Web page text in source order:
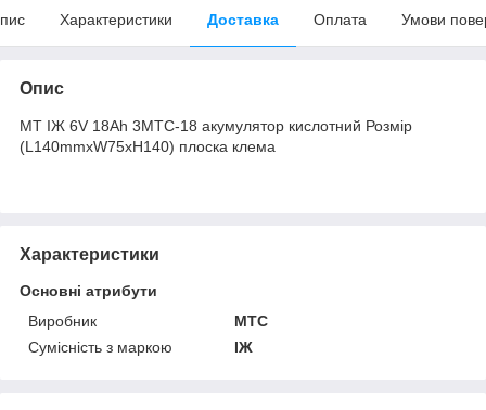
Характеристики Доставка Оплата Умови
Опис
МТ ІЖ 6V 18Ah 3MTC-18 акумулятор кислотний Розмір
(L140mmxW75xH140) плоска клема
Характеристики
Основні атрибути
Виробник
MTC
Сумісність з маркою
ІЖ